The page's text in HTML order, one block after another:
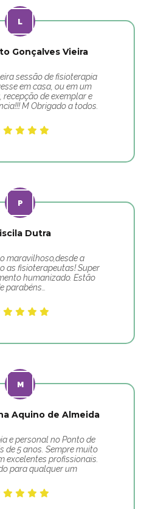
Gonçalves Vieira
sessão de fisioterapia
em casa, ou em um
de exemplar e
M Obrigado a todos.
Dutra
maravilhoso,desde a
as fisioterapeutas! Super
humanizado. Estão
parabéns…
Aquino de Almeida
e personal no Ponto de
de 5 anos. Sempre muito
excelentes profissionais.
para qualquer um